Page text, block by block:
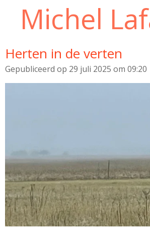
hoofdinhoud
Michel
Herten in de verten
Gepubliceerd op 29 juli 2025 om 09:20